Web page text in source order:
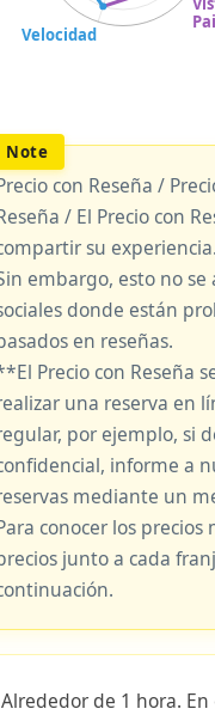
con Reseña /
/ El Precio con
su
embargo, esto no
donde están
en reseñas.
Precio con Reseña
una reserva en
por ejemplo, si
informe a
mediante un
conocer los
junto a cada
Alrededor de 1 hora. En